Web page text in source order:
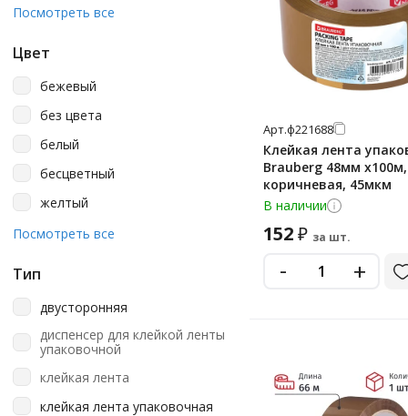
Officespace
Офисмаг
Посмотреть все
Цвет
бежевый
без цвета
белый
бесцветный
желтый
зеленый
оранжевый
прозрачно-белый
серый
синий
Посмотреть все
Тип
двусторонняя
диспенсер для клейкой ленты
упаковочной
клейкая лента
клейкая лента упаковочная
Арт.ф221688
Клейкая лента
Brauberg 48мм х100м,
коричневая, 45мкм
В наличии
152₽ за шт.
- +